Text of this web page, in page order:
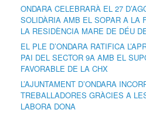
ONDARA CELEBRARÀ EL 27
SOLIDÀRIA AMB EL SOPAR A LA
LA RESIDÈNCIA MARE DE DÉU
EL PLE D’ONDARA RATIFICA
PAI DEL SECTOR 9A AMB EL
FAVORABLE DE LA CHX
L’AJUNTAMENT D’ONDARA
TREBALLADORES GRÀCIES A
LABORA DONA